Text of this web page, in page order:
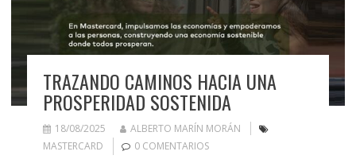
TRAZANDO CAMINOS HACIA UNA
PROSPERIDAD SOSTENIDA
18/08/2025
ALBERTO MARÍN MORÁN
MASTERCARD
0 COMENTARIOS